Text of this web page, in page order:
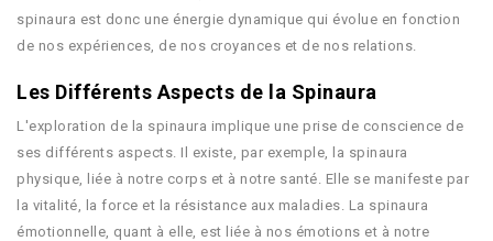
spinaura est donc une énergie dynamique qui évolue en fonction
de nos expériences, de nos croyances et de nos relations.
Les Différents Aspects de la Spinaura
L'exploration de la spinaura implique une prise de conscience de
ses différents aspects. Il existe, par exemple, la spinaura
physique, liée à notre corps et à notre santé. Elle se manifeste par
la vitalité, la force et la résistance aux maladies. La spinaura
émotionnelle, quant à elle, est liée à nos émotions et à notre